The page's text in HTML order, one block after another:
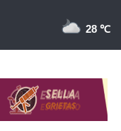
28 ℃